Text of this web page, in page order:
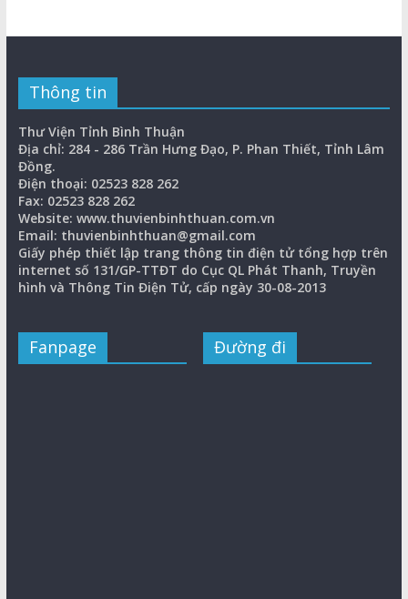
Thông tin
Thư Viện Tỉnh Bình Thuận
Địa chỉ: 284 - 286 Trần Hưng Đạo, P. Phan Thiết, Tỉnh Lâm
Đồng.
Điện thoại: 02523 828 262
Fax: 02523 828 262
Website: www.thuvienbinhthuan.com.vn
Email: thuvienbinhthuan@gmail.com
Giấy phép thiết lập trang thông tin điện tử tổng hợp trên
internet số 131/GP-TTĐT do Cục QL Phát Thanh, Truyền
hình và Thông Tin Điện Tử, cấp ngày 30-08-2013
Fanpage Đường đi